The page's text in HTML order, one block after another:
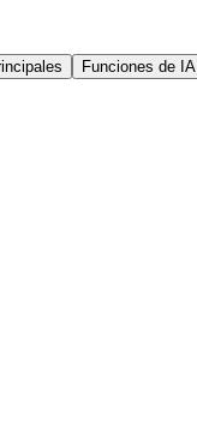
Funciones de IA